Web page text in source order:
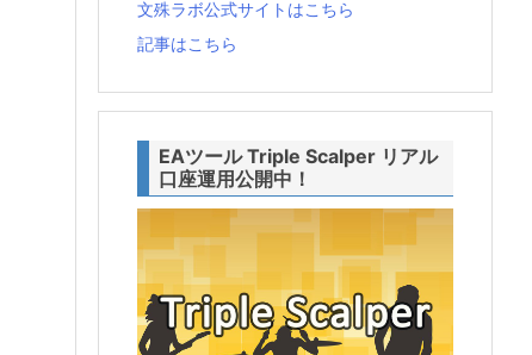
文殊ラボ公式サイトはこちら
記事はこちら
EAツール Triple Scalper リアル
口座運用公開中！